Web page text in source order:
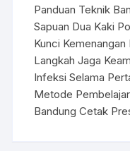
Panduan Teknik
Sapuan Dua Kaki
Kunci
Langkah Jaga
Infeksi Selama
Metode
Bandung Cetak